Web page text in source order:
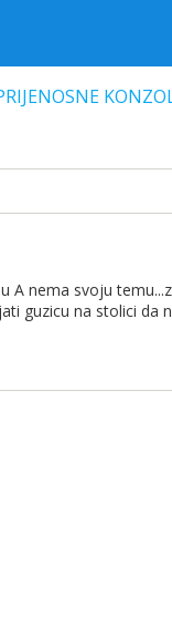
A nema svoju
guzicu na stolici da